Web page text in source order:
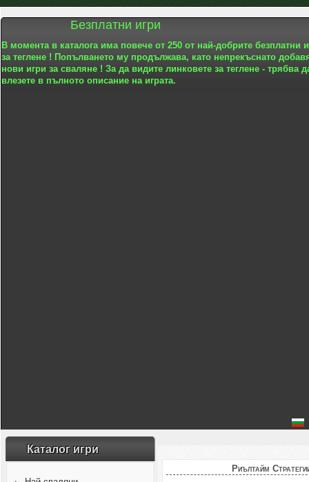
Безплатни игри
В момента в каталога има повече от 250 от най-добрите безплатни
за теглене ! Попълването му продължава, като непрекъснато
нови игри за сваляне ! За да видите линковете за теглене - трябва
влезете в пълното описание на играта.
Каталог игри
Риълтайм